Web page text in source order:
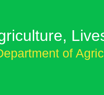
of